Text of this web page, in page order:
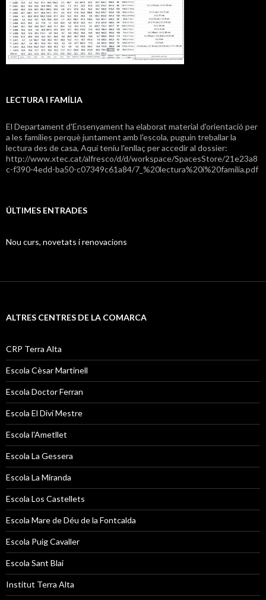
LECTURA I FAMÍLIA
El Departament d'Ensenyament ha elaborat material d'orientació per
a les famílies perquè juntament amb l'escola, puguin treballar la
lectura des de casa, Aquí teniu l'enllaç per accedir al dossier:
http://www.xtec.cat/alfresco/d/d/workspace/SpacesStore/21e23a8
c-f390-4edd-ba50-c07349c61a84/7_%20lectura%20i%20familia.pdf
ÚLTIMES ENTRADES
Nou curs, novetats i renovacions
ALTRES CENTRES DE LA COMARCA
CRP Terra Alta
Escola Cèsar Martinell
Escola Doctor Ferran
Escola El Diví Mestre
Escola l'Ametllet
Escola La Gessera
Escola La Miranda
Escola Los Castellets
Escola Mare de Déu de la Fontcalda
Escola Puig Cavaller
Escola Sant Blai
Institut Terra Alta